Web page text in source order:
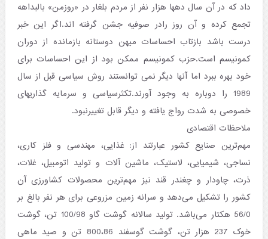
داد که در آن سال دهها هزار نفر از مردم بلغار در «روزمن» بالبداهه
تجمع کرده و آن روز رادر صوفیه جشن گرفته اند.اگر این خبر
درست باشد بازتاب احساسات میهن دوستانه بازمانده از دوران
کمونیسم است.حزب کمونیسم ممکن بود از این احساسات برای
خود بهره ببرد اما آنها دیگر نمی توانستند روش سیاسی قبل از سال
1989 را دوباره به وجود آورند.تکثرسیاسی و سرمایه گذاریهای
خصوصی به شدت رواج یافته و دیگر قابل تغییرنبود.
ملاحظات اقتصادی
مهم‌ترین صنایع کشور عبارتند از: غذایی، مهندسی و فلز کاری،
نساجی، شیمیایی، لاستیک، ماشین آلات و تولید اتومبیل، غلات،
ذرت، چاودار و چغندر قند نیز مهم‌ترین محصولات کشاورزی آن
کشور را تشکیل می‌دهد و سرانه زمین مزروعی برای هر نفر بالغ بر
56/0 هکتار می‌باشد. تولید سالانه گوشت گاو 100/98 تن، گوشت
خوک 237 هزار تن، گوشت گوسفند 800،86 تن و صید ماهی